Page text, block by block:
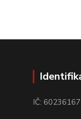
IČ: 60236167